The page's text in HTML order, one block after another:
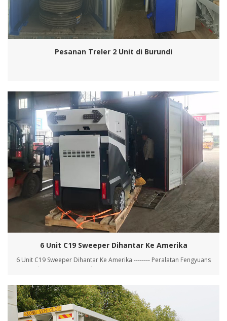
Pesanan Treler 2 Unit di Burundi
6 Unit C19 Sweeper Dihantar Ke Amerika
6 Unit C19 Sweeper Dihantar Ke Amerika -------- Peralatan Fengyuans
menembusi pasaran AS Kilang FengYuan mempunyai hari pemuatan
tenaga baharu, penyapu C19, untuk dihantar ke Long Beach, Amerika
Syarikat, sedang dipasang. Penyapu...